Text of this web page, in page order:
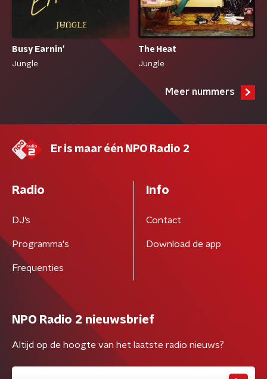
Busy Earnin'
Jungle
The Heat
Jungle
Meer nummers
Er is maar één NPO Radio 2
Radio
DJ’s
Programma's
Frequenties
Info
Contact
Download de app
NPO Radio 2 nieuwsbrief
Altijd op de hoogte van het laatste radio nieuws?